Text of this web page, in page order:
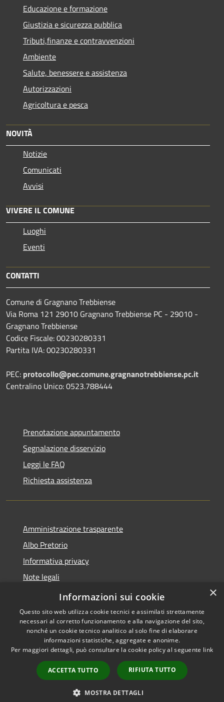
Educazione e formazione
Giustizia e sicurezza pubblica
Tributi,finanze e contravvenzioni
Ambiente
Salute, benessere e assistenza
Autorizzazioni
Agricoltura e pesca
NOVITÀ
Notizie
Comunicati
Avvisi
VIVERE IL COMUNE
Luoghi
Eventi
CONTATTI
Comune di Gragnano Trebbiense
Via Roma 121 29010 Gragnano Trebbiense PC - 29010 -
Gragnano Trebbiense
Codice Fiscale: 00230280331
Partita IVA: 00230280331
PEC: protocollo@pec.comune.gragnanotrebbiense.pc.it
Centralino Unico: 0523.788444
Prenotazione appuntamento
Segnalazione disservizio
Leggi le FAQ
Richiesta assistenza
Amministrazione trasparente
Albo Pretorio
Informativa privacy
Note legali
Dichiarazione di accessibilità
Accessibilità
Copyright © 2026 • Comune di
Gragnano Trebbiense (PC) •
Powered byMunicipium
Accesso redazione
×
Informazioni sui cookie
Questo sito web utilizza cookie tecnici e assimilati strettamente
necessari al corretto funzionamento e alla navigazione del sito,
nonché un cookie tecnico analitico al solo fine di elaborare
informazioni statistiche, aggregate e anonime.
Per maggiori dettagli, può consultare la cookie policy al seguente link
ACCETTA TUTTO RIFIUTA TUTTO
MOSTRA DETTAGLI